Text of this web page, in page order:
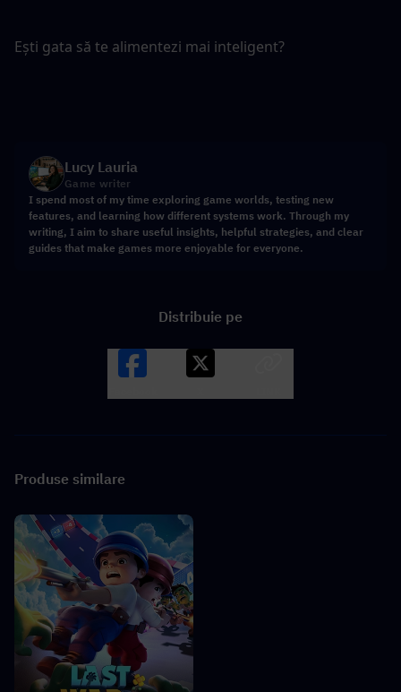
Ești gata să te alimentezi mai inteligent?
Lucy Lauria
Game writer
I spend most of my time exploring game worlds, testing new
features, and learning how different systems work. Through my
writing, I aim to share useful insights, helpful strategies, and clear
guides that make games more enjoyable for everyone.
Distribuie pe
Produse similare